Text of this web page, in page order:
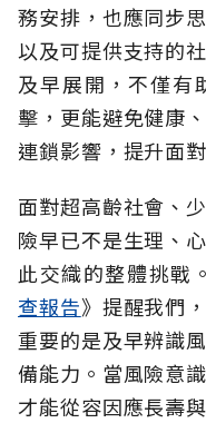
務安排，也應同步
以及可提供支持的
及早展開，不僅有
擊，更能避免健康
連鎖影響，提升面
面對超高齡社會、
險早已不是生理、
此交織的整體挑戰
查報告》提醒我們
重要的是及早辨識
備能力。當風險意
才能從容因應長壽